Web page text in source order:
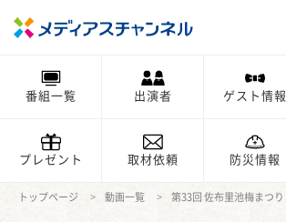
番組一覧 出演者 ゲスト情報
プレゼント 取材依頼 防災情報
トップページ 動画一覧 第33回 佐布里池梅まつり